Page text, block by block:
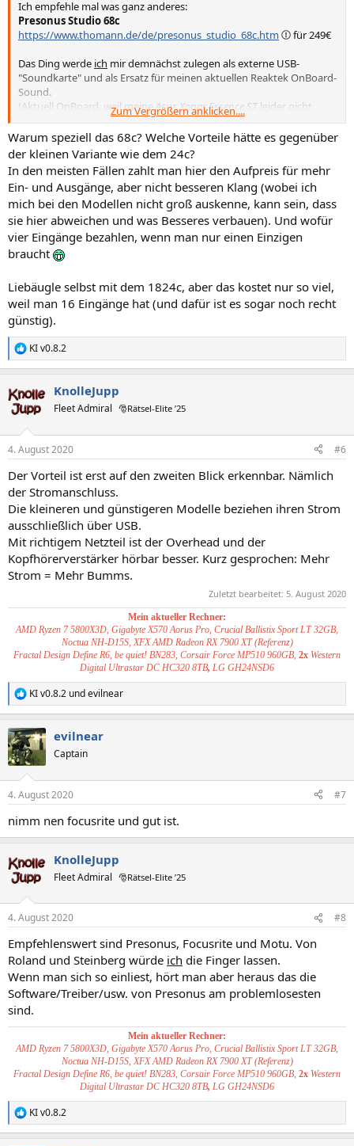
Ich empfehle mal was ganz anderes:
Presonus Studio 68c
https://www.thomann.de/de/presonus_studio_68c.htm
für 249€
Das Ding werde ich mir demnächst zulegen als externe USB-
"Soundkarte" und als Ersatz für meinen aktuellen Reaktek OnBoard-
Sound.
(Aktuell OnBoard, weil meine Asus Xonar Essence ST leider nicht
mehr in den aktuellen Rechner passt.)
Da dran kannst du selbstverständlich ein XLR-Mikrofon inkl.
Phantomspeisung anschließen.
Zum Vergrößern anklicken....
Warum speziell das 68c? Welche Vorteile hätte es gegenüber
der kleinen Variante wie dem 24c?
In den meisten Fällen zahlt man hier den Aufpreis für mehr
Ein- und Ausgänge, aber nicht besseren Klang (wobei ich
mich bei den Modellen nicht groß auskenne, kann sein, dass
sie hier abweichen und was Besseres verbauen). Und wofür
vier Eingänge bezahlen, wenn man nur einen Einzigen
braucht
Liebäugle selbst mit dem 1824c, aber das kostet nur so viel,
weil man 16 Eingänge hat (und dafür ist es sogar noch recht
günstig).
R
e
k
t
i
e
:
KI v0.8.2
KnolleJupp
Fleet Admiral 🎅Rätsel-Elite ’25
4. August 2020 #6
Der Vorteil ist erst auf den zweiten Blick erkennbar. Nämlich
der Stromanschluss.
Die kleineren und günstigeren Modelle beziehen ihren Strom
ausschließlich über USB.
Mit richtigem Netzteil ist der Overhead und der
Kopfhörerverstärker hörbar besser. Kurz gesprochen: Mehr
Strom = Mehr Bumms.
Zuletzt bearbeitet: 5. August 2020
Mein aktueller Rechner:
AMD Ryzen 7 5800X3D, Gigabyte X570 Aorus Pro, Crucial Ballistix Sport LT 32GB,
Noctua NH-D15S, XFX AMD Radeon RX 7900 XT (Referenz)
Fractal Design Define R6, be quiet! BN283, Corsair Force MP510 960GB, 2x Western
Digital Ultrastar DC HC320 8TB, LG GH24NSD6
R
e
k
t
i
e
:
KI v0.8.2 undevilnear
evilnear
Captain
4. August 2020 #7
nimm nen focusrite und gut ist.
KnolleJupp
Fleet Admiral 🎅Rätsel-Elite ’25
4. August 2020 #8
Empfehlenswert sind Presonus, Focusrite und Motu. Von
Roland und Steinberg würde ich die Finger lassen.
Wenn man sich so einliest, hört man aber heraus das die
Software/Treiber/usw. von Presonus am problemlosesten
sind.
Mein aktueller Rechner:
AMD Ryzen 7 5800X3D, Gigabyte X570 Aorus Pro, Crucial Ballistix Sport LT 32GB,
Noctua NH-D15S, XFX AMD Radeon RX 7900 XT (Referenz)
Fractal Design Define R6, be quiet! BN283, Corsair Force MP510 960GB, 2x Western
Digital Ultrastar DC HC320 8TB, LG GH24NSD6
R
e
KI v0.8.2